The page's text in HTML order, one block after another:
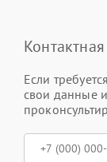
Если
свои данные